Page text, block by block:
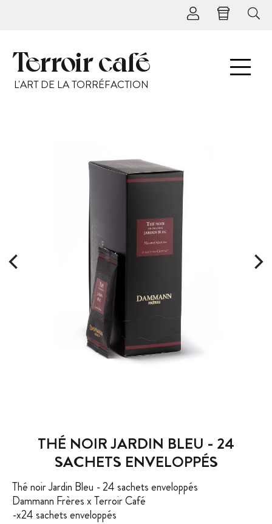
Terroir café
L'ART DE LA TORRÉFACTION
THÉ NOIR JARDIN BLEU - 24
SACHETS ENVELOPPÉS
Thé noir Jardin Bleu - 24 sachets enveloppés
Dammann Frères x Terroir Café
-x24 sachets enveloppés